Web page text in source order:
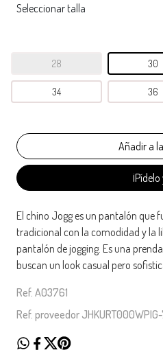
Seleccionar talla
28 30
34 36
¡Pídelo
El chino Jogg es un pantalón que
tradicional con la comodidad y la
pantalón de jogging. Es una
buscan un look casual pero
Ref. A03761
Ref. proveedor